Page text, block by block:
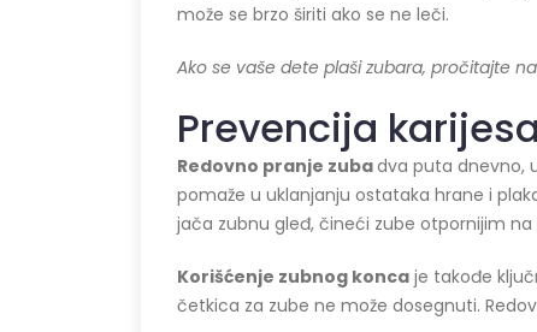
može se brzo širiti ako se ne leči.
Ako se vaše dete plaši zubara, pročitajte
Prevencija
Redovno pranje zubadva puta dnevno,
pomaže u uklanjanju ostataka hrane i
jača zubnu gleđ, čineći zube otpornijim na
Korišćenje zubnog konca je takođe
četkica za zube ne može dosegnuti.